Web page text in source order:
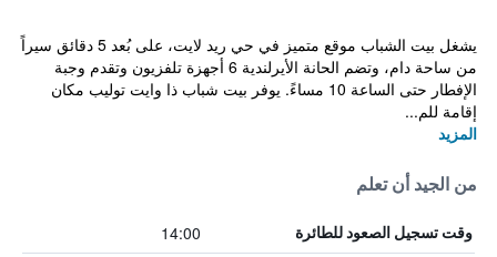
يشغل بيت الشباب موقع متميز في حي ريد لايت، على بُعد 5 دقائق سيراً
من ساحة دام، وتضم الحانة الأيرلندية 6 أجهزة تلفزيون وتقدم وجبة
الإفطار حتى الساعة 10 مساءً. يوفر بيت شباب ذا وايت توليب مكان
إقامة للم...
المزيد
من الجيد أن تعلم
وقت تسجيل الصعود للطائرة 14:00